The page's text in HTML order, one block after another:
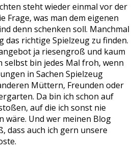
steht wieder einmal vor der
Frage, was man dem eigenen
denn schenken soll. Manchmal
das richtige Spielzeug zu finden.
ja riesengroß und kaum
selbst bin jedes Mal froh, wenn
in Sachen Spielzeug
Müttern, Freunden oder
Da bin ich schon auf
auf die ich sonst nie
wäre. Und wer meinen Blog
dass auch ich gern unsere